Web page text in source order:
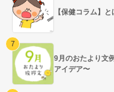
【保健コラム】
9月のおたより文
アイデア〜